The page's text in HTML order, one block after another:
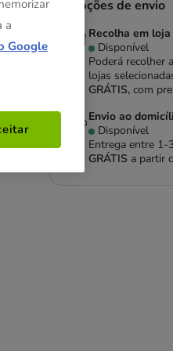
Opções de envio
Recolha em
Disponível
Poderá recolher
lojas
GRÁTIS,com
Envio ao
Disponível
Entrega entre 1-
GRÁTIS a partir
a
Google